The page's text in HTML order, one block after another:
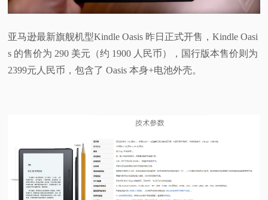
频
亚马逊最新旗舰机型Kindle Oasis 昨日正式开售，Kindle Oasi
s 的售价为 290 美元（约 1900 人民币），国行版本售价则为
2399元人民币，包含了 Oasis 本身+电池外壳。